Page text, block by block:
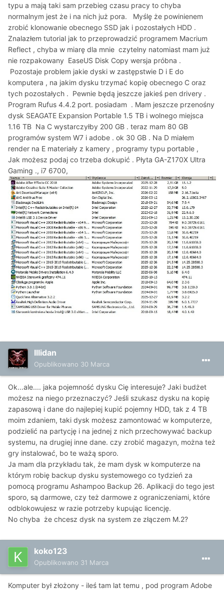
typu a mają taki sam przebieg czasu pracy to chyba
normalnym jest że i na nich już pora. Myślę że powinienem
zrobić klonowanie obecnego SSD jak i pozostałych HDD .
Znalazłem tutorial jak to przeprowadzić programem Macrium
Reflect , chyba w miarę dla mnie czytelny natomiast mam już
nie rozpakowany EaseUS Disk Copy wersja próbna .
Pozostaje problem jakie dyski w zastępstwie D i E do
komputera , na jakim dysku trzymać kopię obecnego C oraz
tych pozostałych . Pewnie będą jeszcze jakieś pen drivery .
Program Rufus 4.4.2 port. posiadam . Mam jeszcze przenośny
dysk SEAGATE Expansion Portable 1.5 TB i wolnego miejsca
1.16 TB Na C wystarczyłby 200 GB . teraz mam 80 GB
programów system W7 i adobe . ok 30 GB . Na D miałem
render na E materiały z kamery , programy typu portable ,
Jak możesz podaj co trzeba dokupić . Płyta GA-Z170X Ultra
Gaming ., i7 6700,
Illidan
Opublikowano 30 Marca
Ok...ale.... jaka pojemność dysku Cię interesuje? Jaki budżet
możesz na niego przeznaczyć? Jeśli szukasz dysku na kopię
zapasową i dane do najlepiej kupić pojemny HDD, tak z 4 TB
moim zdaniem, taki dysk możesz zamontować w komputerze,
podzielić na partycję i na jednej z nich przechowywać backup
systemu, na drugiej inne dane. czy zrobić magazyn, można też
gry instalować, bo te ważą sporo.
Ja mam dla przykładu tak, że mam dysk w komputerze na
którym robię backup dysku systemowego co tydzień za
pomocą programu Ashampoo Backup 26. Aplikacji do tego jest
sporo, są darmowe, czy też darmowe z ograniczeniami, które
odblokowujesz w razie potrzeby kupując licencję.
No chyba że chcesz dysk na system ze złączem M.2?
koko123
Opublikowano 31 Marca
Komputer był złożony - ileś tam lat temu , pod program Adobe